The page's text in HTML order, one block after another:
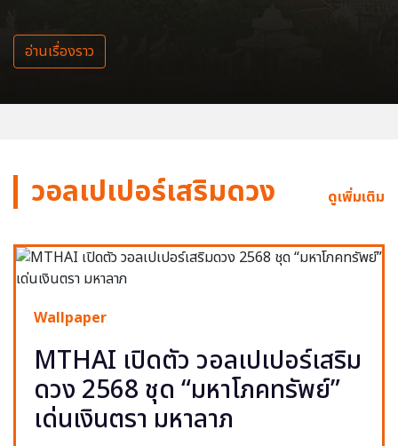
อ่านเรื่องราว
วอลเปเปอร์เสริมดวง ดูเพิ่มเติม
Wallpaper
MTHAI เปิดตัว วอลเปเปอร์เสริม
ดวง 2568 ชุด “มหาโภคทรัพย์”
เด่นเงินตรา มหาลาภ